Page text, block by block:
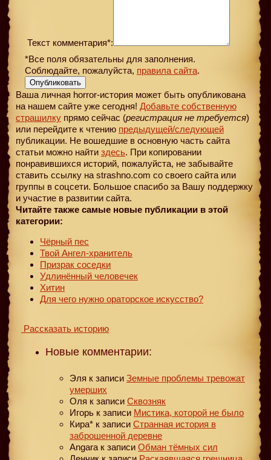
Текст комментария*:
*Все поля обязательны для заполнения.
Соблюдайте, пожалуйста, правила сайта.
Опубликовать
Ваша личная horror-история может быть опубликована
на нашем сайте уже сегодня! Добавьте собственную
страшилку прямо сейчас (регистрация не требуется)
или перейдите к чтению предыдущей/следующей
публикации. Не вошедшие в основную часть сайта
статьи можно найти здесь. При копировании
понравившихся историй, пожалуйста, не забывайте
ставить ссылку на strashno.com со своего сайта или
группы в соцсети. Большое спасибо за Вашу поддержку
и участие в развитии сайта.
Читайте также самые новые публикации в этой
категории:
Чёрный пес
Твой Ангел-хранитель
Призрак соседки
Удлинённый человечек
Хитин
Для чего нужно ораторское искусство?
Рассказать историю
Новые комментарии:
Эля к записи Земные проблемы тревожат
умерших
Оля к записи Сквозняк
Игорь к записи Мистика, которой не было
Кира* к записи Странная история в
заброшенной деревне
Angara к записи Обман тёмных сил